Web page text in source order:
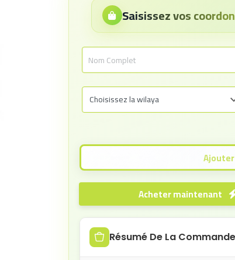
Saisissez vos
Résumé De La Commande